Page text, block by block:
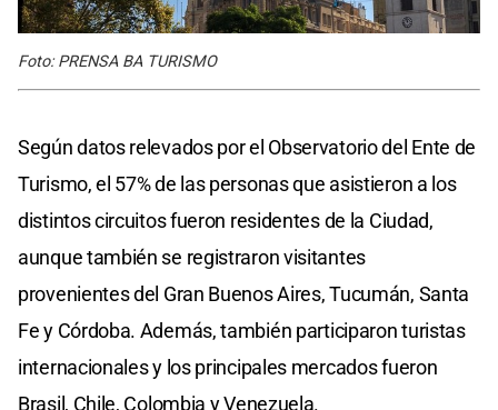
Foto: PRENSA BA TURISMO
Según datos relevados por el Observatorio del Ente de
Turismo, el 57% de las personas que asistieron a los
distintos circuitos fueron residentes de la Ciudad,
aunque también se registraron visitantes
provenientes del Gran Buenos Aires, Tucumán, Santa
Fe y Córdoba. Además, también participaron turistas
internacionales y los principales mercados fueron
Brasil, Chile, Colombia y Venezuela.